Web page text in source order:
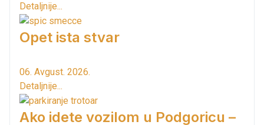
Detaljnije...
Opet ista stvar
06. Avgust. 2026.
Detaljnije...
Ako idete vozilom u Podgoricu –